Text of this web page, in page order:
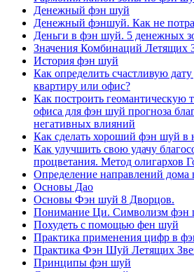
Денежный фэн шуй
Денежный фэншуй. Как не
Деньги в фэн шуй. 5 денежных
Значения Комбинаций Летящих
История фэн шуй
Как определить счастливую
квартиру или офис?
Как построить геомантическую
офиса для фэн шуй прогноза
негативных влияний
Как сделать хороший фэн шуй в
Как улучшить свою удачу
процветания. Метод олигархов
Определение направлений
Основы Дао
Основы Фэн шуй 8 Дворцов.
Понимание Ци. Символизм фэн
Похудеть с помощью фен шуй
Практика применения цифр в
Практика Фэн Шуй Летящих
Принципы фэн шуй